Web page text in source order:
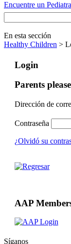
Encuentre un Pediatra
En esta sección
Healthy Children >
Login
Parents
Dirección de
Contraseña
¿Olvidó su
AAP
Síganos